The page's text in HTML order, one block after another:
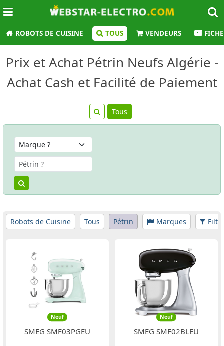
ROBOTS DE CUISINE TOUS VENDEURS
Prix et Achat Pétrin Neufs Algérie -
Achat Cash et Facilité de Paiement
Tous
Robots de Cuisine Tous Pétrin Marques
Neuf
SMEG SMF03PGEU
Neuf
SMEG SMF02BLEU